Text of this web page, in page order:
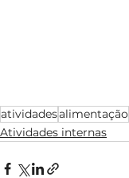
atividadesalimentação
Atividades internas